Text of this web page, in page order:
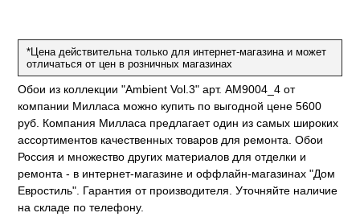
Спектрум Тренд
Спектрум Плюс
Гави
Спектрум Только
Спектрум Про
Пальмария
Спектрум Бум
Бергги
Ребекка
Бруни
Джорджио
Colori Del Sole
Felicita
Беатрис
Чезара
Карназза
Биги
Легенда
Marburg
Kumano
Loft Superior
City Glow
Touch
Wisper
Boho
Rasch
Chatelaine
Sherlock
Riva
Salsa
Grandeco
Prisma
Lunman
Crystal
Crystal Stone
Du&Ka
Lifestyle
Prestige
Linen
*Цена действительна только для интернет-магазина и может
отличаться от цен в розничных магазинах
Обои из коллекции "Ambient Vol.3" арт. AM9004_4 от
компании Милласа можно купить по выгодной цене 5600
руб. Компания Милласа предлагает один из самых широких
ассортиментов качественных товаров для ремонта. Обои
Россия и множество других материалов для отделки и
ремонта - в интернет-магазине и оффлайн-магазинах "Дом
Евростиль". Гарантия от производителя. Уточняйте наличие
на складе по телефону.